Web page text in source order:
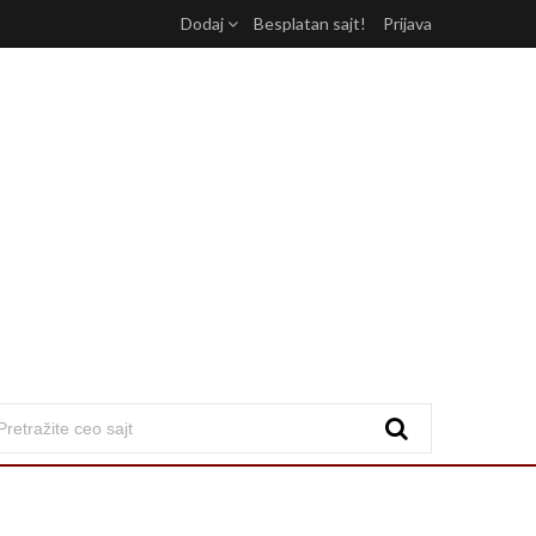
Dodaj Besplatan sajt! Prijava